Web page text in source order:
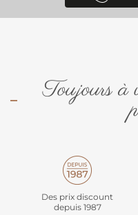
Toujours à
Des prix discount
depuis 1987